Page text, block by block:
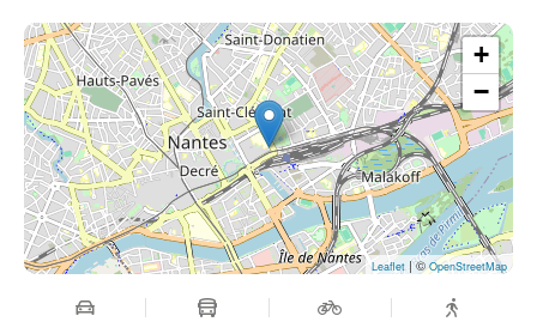
+
−
Leaflet | ©OpenStreetMap